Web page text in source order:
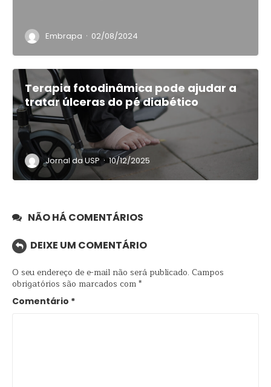
Embrapa · 02/08/2024
Terapia fotodinâmica pode ajudar a
tratar úlceras do pé diabético
Jornal da USP · 10/12/2025
NÃO HÁ COMENTÁRIOS
DEIXE UM COMENTÁRIO
O seu endereço de e-mail não será publicado. Campos
obrigatórios são marcados com*
Comentário *